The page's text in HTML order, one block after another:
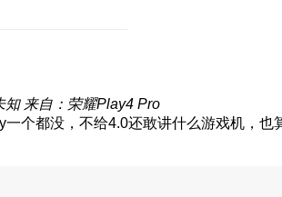
知 来自：荣耀Play4 Pro
个都没，不给4.0还敢讲什么游戏机，